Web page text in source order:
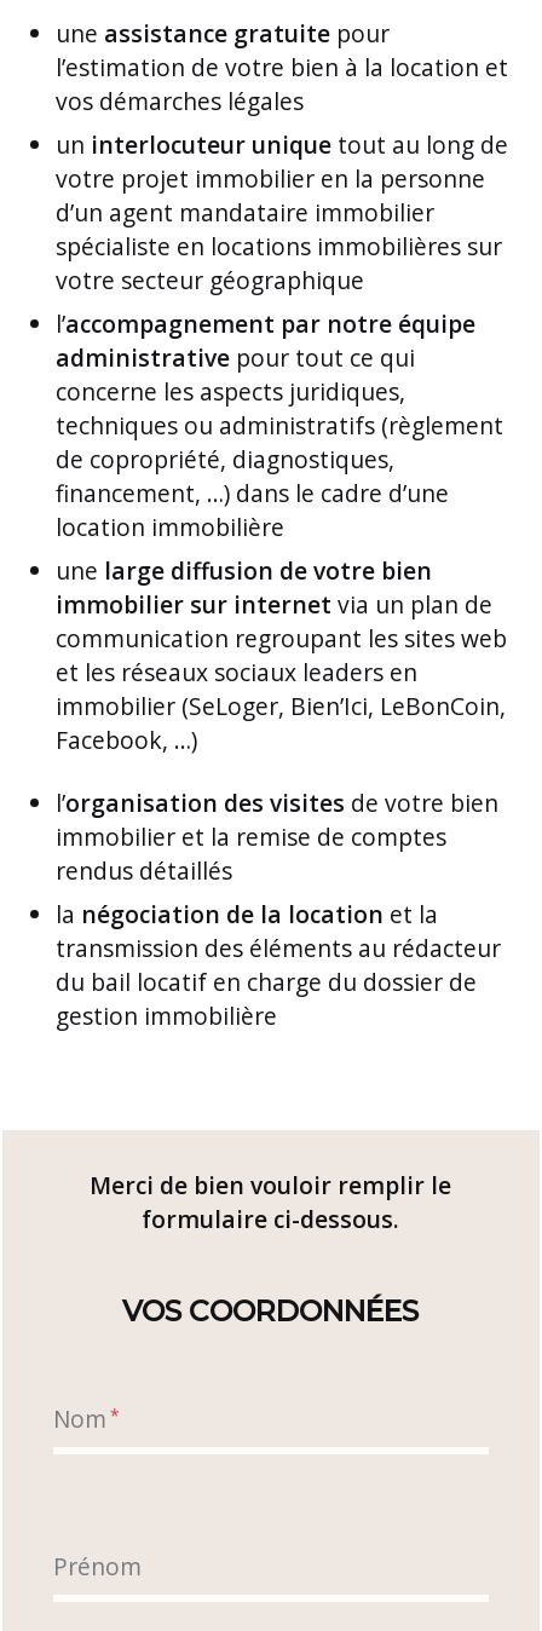
une assistance gratuite pour
l’estimation de votre bien à la location et
vos démarches légales
un interlocuteur unique tout au long de
votre projet immobilier en la personne
d’un agent mandataire immobilier
spécialiste en locations immobilières sur
votre secteur géographique
l’accompagnement par notre équipe
administrative pour tout ce qui
concerne les aspects juridiques,
techniques ou administratifs (règlement
de copropriété, diagnostiques,
financement, …) dans le cadre d’une
location immobilière
une large diffusion de votre bien
immobilier sur internetvia un plan de
communication regroupant les sites web
et les réseaux sociaux leaders en
immobilier (SeLoger, Bien’Ici, LeBonCoin,
Facebook, …)
l’organisation des visites de votre bien
immobilier et la remise de comptes
rendus détaillés
la négociation de la location et la
transmission des éléments au rédacteur
du bail locatif en charge du dossier de
gestion immobilière
Merci de bien vouloir remplir le
formulaire ci-dessous.
VOS COORDONNÉES
Nom *
Prénom